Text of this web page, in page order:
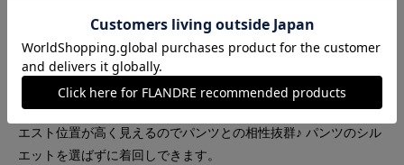
【着用サイズ】ブラウス:フリー パンツ:9号 【着用カラー】ブ
ラウス：ネイビー・オフホワイト パンツ：ベージュ 美脚パン
ツ:グレージュ トップスはコラボSTORYの映えブラウス 。テロン
と光沢があり、テロンと落ちる生地が上品です。 切り替えでウ
エスト位置が高く見えるのでパンツとの相性抜群♪ パンツのシル
エットを選ばずに着回しできます。